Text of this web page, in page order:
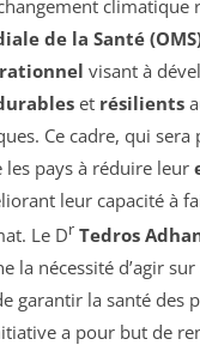
climatique
de la Santé
visant à
et résilients
Ce cadre, qui sera
les pays à réduire leur
leur capacité à
Le Dr Tedros
la nécessité d’agir
garantir la santé des
a pour but de